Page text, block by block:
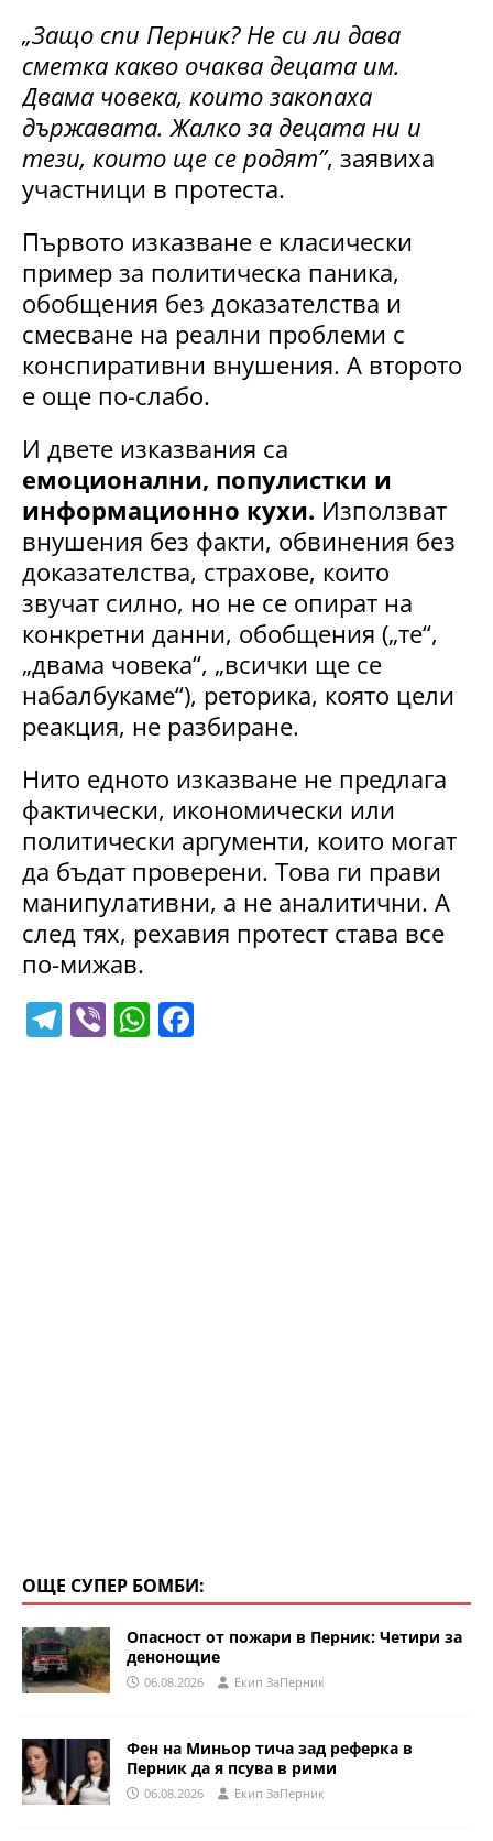
„Защо спи Перник? Не си ли дава
сметка какво очаква децата им.
Двама човека, които закопаха
държавата. Жалко за децата ни и
тези, които ще се родят”, заявиха
участници в протеста.
Първото изказване е класически
пример за политическа паника,
обобщения без доказателства и
смесване на реални проблеми с
конспиративни внушения. А второто
е още по-слабо.
И двете изказвания са
емоционални, популистки и
информационно кухи. Използват
внушения без факти, обвинения без
доказателства, страхове, които
звучат силно, но не се опират на
конкретни данни, обобщения („те“,
„двама човека“, „всички ще се
набалбукаме“), реторика, която цели
реакция, не разбиране.
Нито едното изказване не предлага
фактически, икономически или
политически аргументи, които могат
да бъдат проверени. Това ги прави
манипулативни, а не аналитични. А
след тях, рехавия протест става все
по-мижав.
T Vi W
ОЩЕ СУПЕР БОМБИ:
Опасност от пожари в Перник: Четири за
денонощие
06.08.2026 Eкип ЗаПерник
Фен на Миньор тича зад реферка в
Перник да я псува в рими
06.08.2026 Eкип ЗаПерник